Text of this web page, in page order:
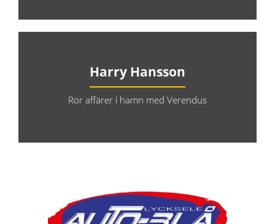
Harry Hansson
Ror affärer i hamn med Verendus